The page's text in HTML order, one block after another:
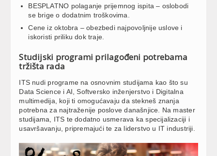
BESPLATNO polaganje prijemnog ispita – oslobodi
se brige o dodatnim troškovima.
Cene iz oktobra – obezbedi najpovoljnije uslove i
iskoristi priliku dok traje.
Studijski programi prilagođeni potrebama
tržišta rada
ITS nudi programe na osnovnim studijama kao što su
Data Science i AI, Softversko inženjerstvo i Digitalna
multimedija, koji ti omogućavaju da stekneš znanja
potrebna za najtraženije poslove današnjice. Na master
studijama, ITS te dodatno usmerava ka specijalizaciji i
usavršavanju, pripremajući te za liderstvo u IT industriji.